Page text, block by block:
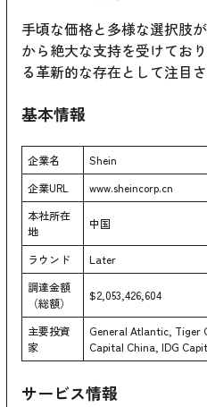
手頃な価格と多様な選択肢
から絶大な支持を受けてお
る革新的な存在として注目
基本情報
企業名
Shein
企業URL
www.sheincorp.cn
本社所在
地
中国
ラウンド
Later
調達金額
（総額）
$2,053,426,604
主要投資
家
General Atlantic, Tiger
Capital China, IDG
サービス情報